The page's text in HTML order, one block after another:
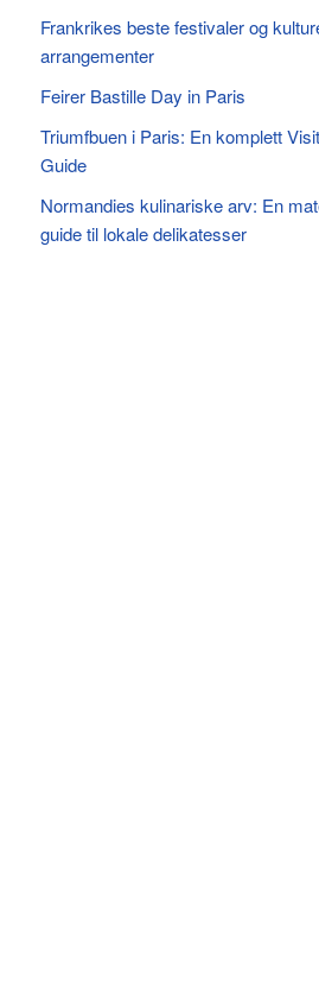
Frankrikes beste festivaler og
arrangementer
Feirer Bastille Day in Paris
Triumfbuen i Paris: En komplett
Guide
Normandies kulinariske arv: En
guide til lokale delikatesser